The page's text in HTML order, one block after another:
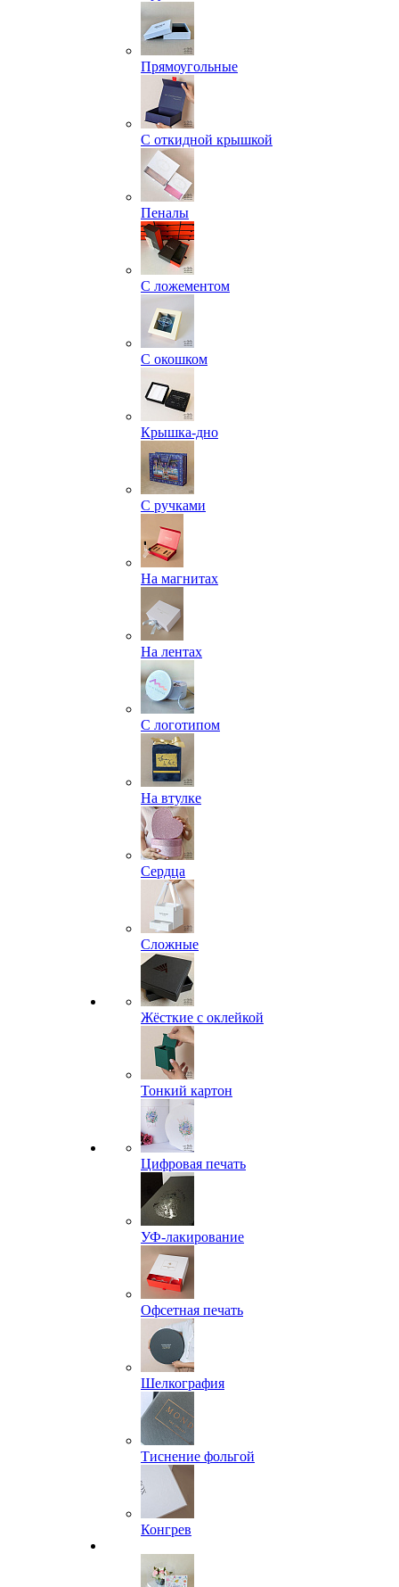
Прямоугольные
С откидной крышкой
Пеналы
С ложементом
С окошком
Крышка-дно
С ручками
На магнитах
На лентах
С логотипом
На втулке
Сердца
Сложные
Жёсткие с оклейкой
Тонкий картон
Цифровая печать
УФ-лакирование
Офсетная печать
Шелкография
Тиснение фольгой
Конгрев